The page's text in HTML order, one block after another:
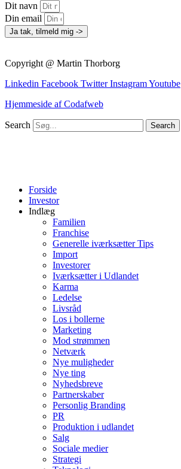
Dit navn
Din email
Ja tak, tilmeld mig ->
Copyright @ Martin Thorborg
Linkedin Facebook Twitter InstagramYoutube
Hjemmeside af Codafweb
Search Search
Forside
Investor
Indlæg
Familien
Franchise
Generelle iværksætter Tips
Import
Investorer
Iværksætter i Udlandet
Karma
Ledelse
Livsråd
Los i bollerne
Marketing
Mod strømmen
Netværk
Nye muligheder
Nye ting
Nyhedsbreve
Partnerskaber
Personlig Branding
PR
Produktion i udlandet
Salg
Sociale medier
Strategi